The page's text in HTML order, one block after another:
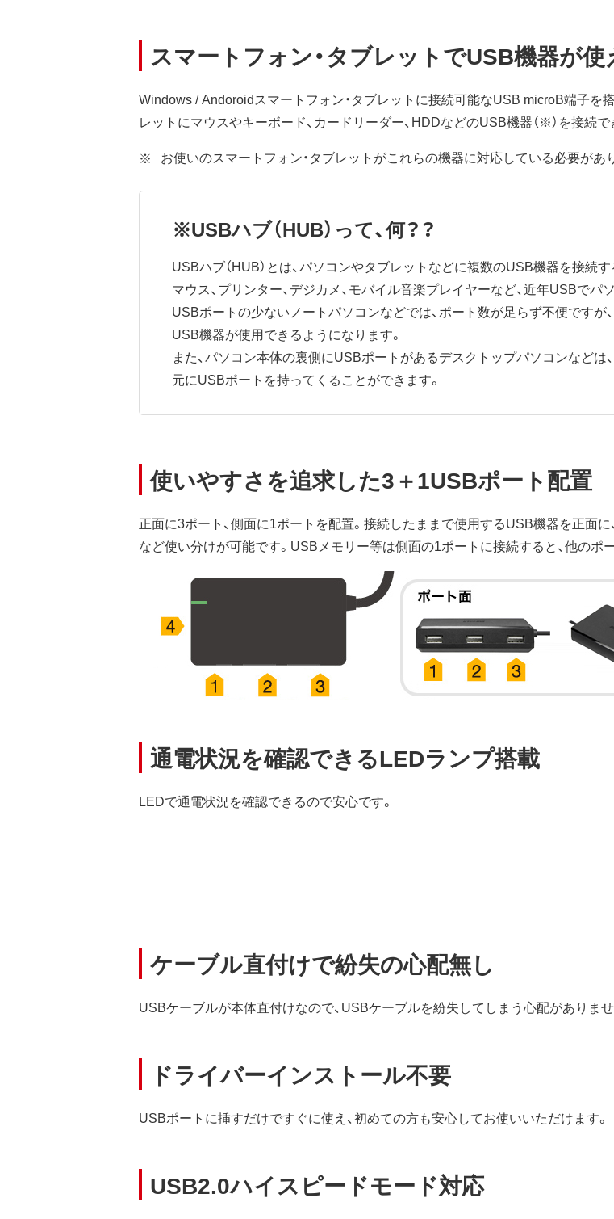
スマートフォン・タブレットでUSB機器が使
Windows / Andoroidスマートフォン・タブレットに接続可能なUSB microB端子を
レットにマウスやキーボード、カードリーダー、HDDなどのUSB機器（※）を接続で
お使いのスマートフォン・タブレットがこれらの機器に対応している必要があ
※USBハブ（HUB）って、何？？
USBハブ（HUB）とは、パソコンやタブレットなどに複数のUSB機器を接続
マウス、プリンター、デジカメ、モバイル音楽プレイヤーなど、近年USBでパ
USBポートの少ないノートパソコンなどでは、ポート数が足らず不便ですが
USB機器が使用できるようになります。
また、パソコン本体の裏側にUSBポートがあるデスクトップパソコンなど
元にUSBポートを持ってくることができます。
使いやすさを追求した3＋1USBポート配置
正面に3ポート、側面に1ポートを配置。接続したままで使用するUSB機器を正面
など使い分けが可能です。USBメモリー等は側面の1ポートに接続すると、他のポ
通電状況を確認できるLEDランプ搭載
LEDで通電状況を確認できるので安心です。
ケーブル直付けで紛失の心配無し
USBケーブルが本体直付けなので、USBケーブルを紛失してしまう心配がありませ
ドライバーインストール不要
USBポートに挿すだけですぐに使え、初めての方も安心してお使いいただけます。
USB2.0ハイスピードモード対応